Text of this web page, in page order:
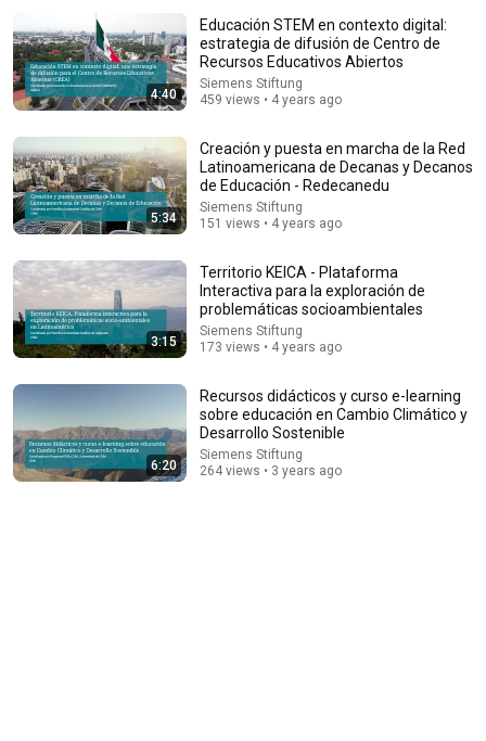
LIFE ON A CHIP #04 | The material that builds the
nostraciència
New
25 views
4:40
Educación STEM en contexto digital:
estrategia de difusión de Centro de
Recursos Educativos Abiertos
Siemens Stiftung
459 views • 4 years ago
5:34
Creación y puesta en marcha de la Red
Latinoamericana de Decanas y Decanos
de Educación - Redecanedu
Siemens Stiftung
151 views • 4 years ago
3:15
Territorio KEICA - Plataforma
Interactiva para la exploración de
problemáticas socioambientales
Siemens Stiftung
173 views • 4 years ago
6:20
Recursos didácticos y curso e-learning
sobre educación en Cambio Climático y
Desarrollo Sostenible
Siemens Stiftung
264 views • 3 years ago